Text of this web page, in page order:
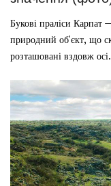
Букові праліси Карпат
природний об'єкт, що
розташовані вздовж